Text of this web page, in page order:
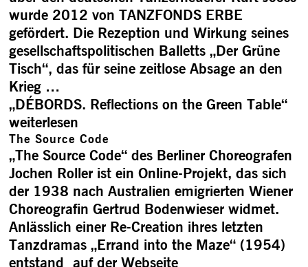
wurde 2012 von TANZFONDS ERBE
gefördert. Die Rezeption und Wirkung seines
gesellschaftspolitischen Balletts „Der Grüne
Tisch“, das für seine zeitlose Absage an den
Krieg …
„DÉBORDS. Reflections on the Green Table“
weiterlesen
The Source Code
„The Source Code“ des Berliner Choreografen
Jochen Roller ist ein Online-Projekt, das sich
der 1938 nach Australien emigrierten Wiener
Choreografin Gertrud Bodenwieser widmet.
Anlässlich einer Re-Creation ihres letzten
Tanzdramas „Errand into the Maze“ (1954)
entstand auf der Webseite